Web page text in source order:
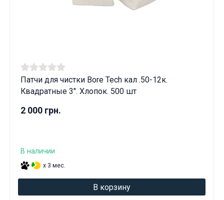
Патчи для чистки Bore Tech кал .50-12к.
Квадратные 3". Хлопок. 500 шт
2 000 грн.
В наличии
x 3 мес.
В корзину